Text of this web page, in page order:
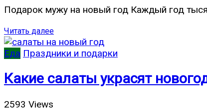
Подарок мужу на новый год Каждый год
Читать далее
Еда Праздники и подарки
Какие салаты украсят
2593 Views